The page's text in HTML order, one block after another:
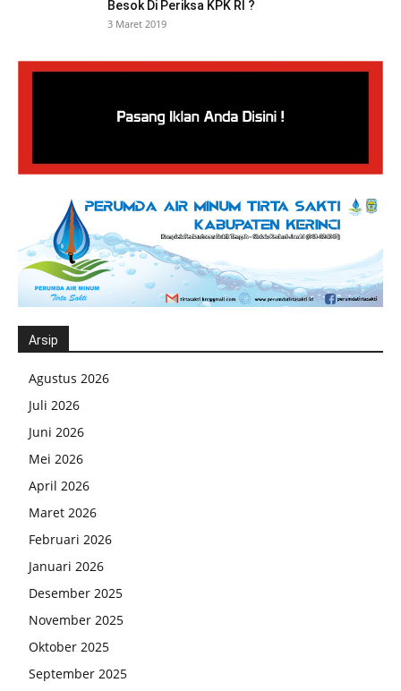
Besok Di Periksa KPK RI ?
3 Maret 2019
Arsip
Agustus 2026
Juli 2026
Juni 2026
Mei 2026
April 2026
Maret 2026
Februari 2026
Januari 2026
Desember 2025
November 2025
Oktober 2025
September 2025